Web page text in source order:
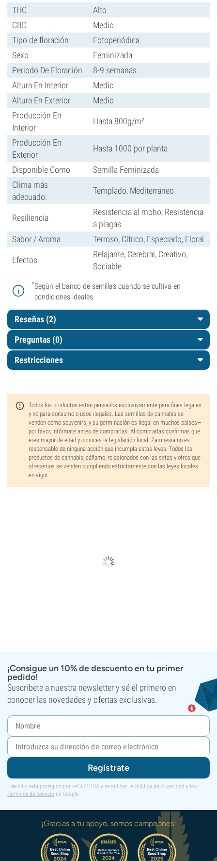
THC
Alto
CBD
Medio
Tipo de floración
Fotoperiódica
Sexo
Feminizada
Periodo De Floración
8-9 semanas
Altura En Interior
Medio
Altura En Exterior
Medio
Producción En
Interior
Hasta 800g/m²
Producción En
Exterior
Hasta 1000 por planta
Disponible Como
Semilla Feminizada
Clima más
adecuado:
Templado, Mediterráneo
Resiliencia
Resistencia al moho, Resistencia
a plagas
Sabor / Aroma
Terroso, Cítrico, Especiado, Floral
Efectos
Relajante, Cerebral, Creativo,
Sociable
*Según el banco de semillas cuando se cultiva en
condiciones ideales
Reseñas (2)
Preguntas (0)
Restricciones
Todos los productos están pensados exclusivamente para fines legales
y no para consumo o usos ilegales. Las semillas de cannabis se
venden como souvenirs, y su germinación es ilegal en muchos países—
por favor, infórmate antes de comprarlas. Al comprarlas confirmas que
eres mayor de edad y conoces la legislación local. Zamnesia no es
responsable de ninguna acción que incumpla estas leyes. Todos los
productos de cannabis, cáñamo, relacionados con las setas y otros que
ofrecemos se venden cumpliendo estrictamente con las leyes locales
en vigor.
¡Consigue un 10% de descuento en tu primer
pedido!
Suscríbete a nuestra newsletter y sé el primero en
conocer las novedades y ofertas exclusivas.
Regístrate
Este sitio está protegido por reCAPTCHA y se aplican la Política de Privacidad y los
Términos de Servicio de Google.
¡Gracias a tu apoyo, somos campeones!